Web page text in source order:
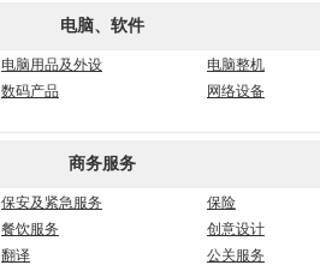
电脑、软件
电脑用品及外设
电脑整机
数码产品
网络设备
商务服务
保安及紧急服务
保险
餐饮服务
创意设计
翻译
公关服务